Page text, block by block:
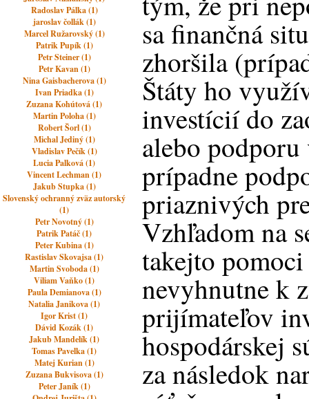
Radoslav Pálka (1)
jaroslav čollák (1)
Marcel Ružarovský (1)
Patrik Pupík (1)
Petr Steiner (1)
Petr Kavan (1)
Nina Gaisbacherova (1)
Ivan Priadka (1)
Zuzana Kohútová (1)
Martin Poloha (1)
Robert Šorl (1)
Michal Jediný (1)
Vladislav Pečík (1)
Lucia Palková (1)
Vincent Lechman (1)
Jakub Stupka (1)
Slovenský ochranný zväz autorský
(1)
Petr Novotný (1)
Patrik Patáč (1)
Peter Kubina (1)
Rastislav Skovajsa (1)
Martin Svoboda (1)
Viliam Vaňko (1)
Paula Demianova (1)
Natalia Janikova (1)
Igor Krist (1)
Dávid Kozák (1)
Jakub Mandelík (1)
Tomas Pavelka (1)
Matej Kurian (1)
Zuzana Bukvisova (1)
Peter Janík (1)
sa finančná
zhoršila
Štáty ho
investícií do
alebo
prípadne
priaznivých
Vzhľadom na
takejto
nevyhnutne k
prijímateľov
hospodárskej
za následok